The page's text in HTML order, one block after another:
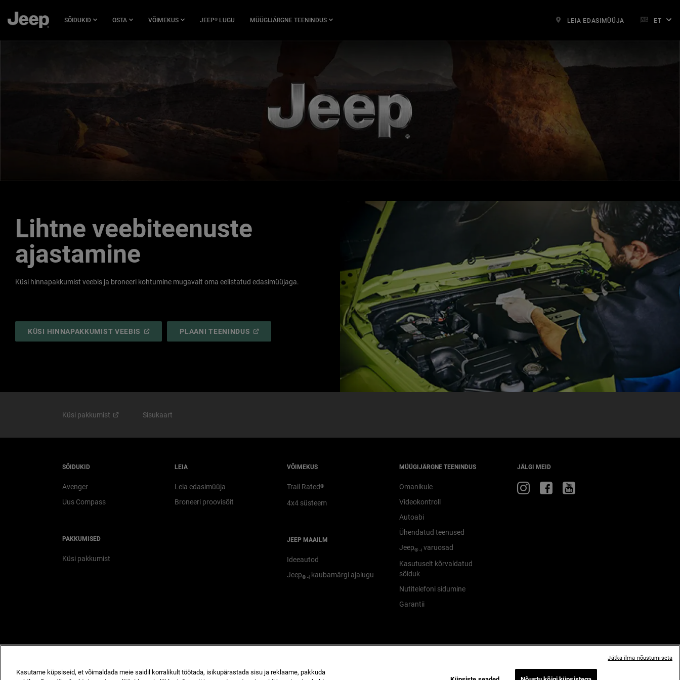
PÕHISISU
JUURDE
SÕIDUKID OSTA VÕIMEKUS JEEP® LUGU MÜÜGIJÄRGNE TEENINDUS LEIA EDASIMÜÜJA ET
Lihtne veebiteenuste
ajastamine
Küsi hinnapakkumist veebis ja broneeri kohtumine mugavalt oma eelistatud edasimüüjaga.
KÜSI HINNAPAKKUMIST VEEBIS OPEN
PLAANI TEENINDUS OPEN
Küsi pakkumist Sisukaart
SÕIDUKID
Avenger
Uus Compass
PAKKUMISED
Küsi pakkumist
LEIA
Leia edasimüüja
Broneeri proovisõit
VÕIMEKUS
Trail Rated®
4x4 süsteem
JEEP MAAILM
Ideeautod
Jeep® -ikaubamärgi ajalugu
MÜÜGIJÄRGNE TEENINDUS
Omanikule
Videokontroll
Autoabi
Ühendatud teenused
Jeep® -i varuosad
Kasutuselt kõrvaldatud
sõiduk
Nutitelefoni sidumine
Garantii
JÄLGI MEID
Külasta
KülastaKülasta
© Stellantis 2026
Kasutame küpsiseid, et võimaldada meie saidil korralikult töötada, isikupärastada sisu ja reklaame, pakkuda
Jätka ilma nõustumiseta